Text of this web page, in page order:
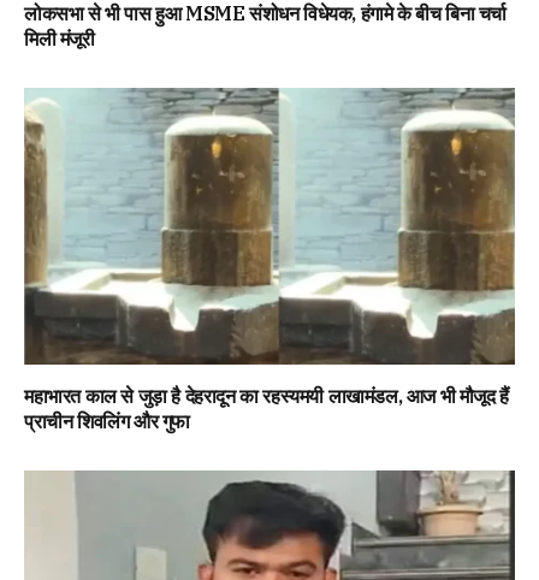
लोकसभा से भी पास हुआ MSME संशोधन विधेयक, हंगामे के बीच बिना चर्चा
मिली मंजूरी
महाभारत काल से जुड़ा है देहरादून का रहस्यमयी लाखामंडल, आज भी मौजूद हैं
प्राचीन शिवलिंग और गुफा